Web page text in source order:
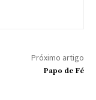
Próximo artigo
Papo de Fé